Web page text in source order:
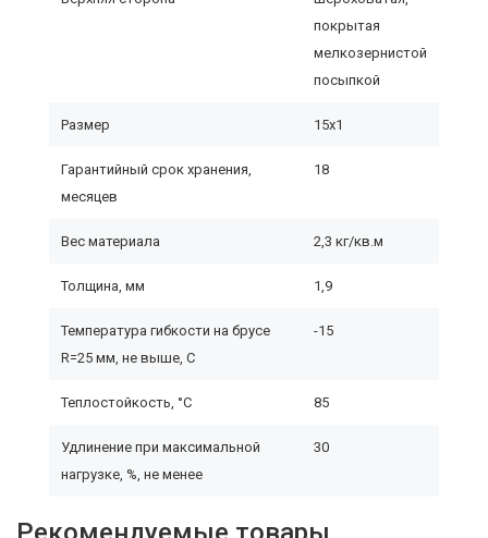
покрытая
мелкозернистой
посыпкой
Размер 15х1
Гарантийный срок хранения,
месяцев
18
Вес материала 2,3 кг/кв.м
Толщина, мм 1,9
Температура гибкости на брусе
R=25 мм, не выше, С
-15
Теплостойкость, °С 85
Удлинение при максимальной
нагрузке, %, не менее
30